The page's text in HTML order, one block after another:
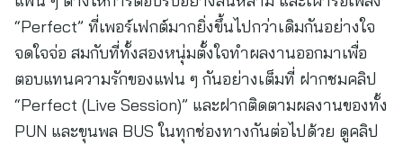
“Perfect” ที่เพอร์เฟกต์มากยิ่งขึ้นไปกว่าเดิมกันอย่างใจ
จดใจจ่อ สมกับที่ทั้งสองหนุ่มตั้งใจทำผลงานออกมาเพื่อ
ตอบแทนความรักของแฟน ๆ กันอย่างเต็มที่ ฝากชมคลิป
“Perfect (Live Session)” และฝากติดตามผลงานของทั้ง
PUN และขุนพล BUS ในทุกช่องทางกันต่อไปด้วย ดูคลิป